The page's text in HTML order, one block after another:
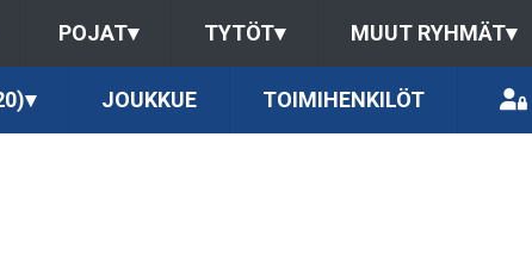
POJAT▾ TYTÖT▾ MUUT RYHMÄT▾
▾ JOUKKUE TOIMIHENKILÖT